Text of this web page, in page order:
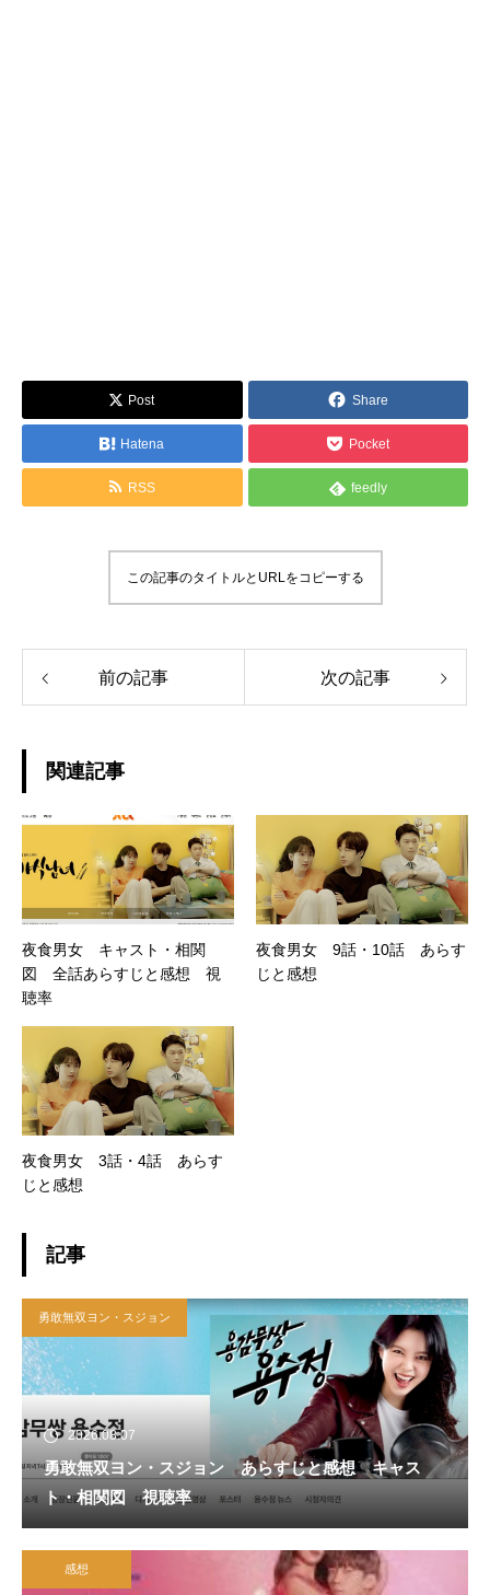
Post Share
Hatena Pocket
RSS feedly
この記事のタイトルとURLをコピーする
前の記事 次の記事
関連記事
夜食男女 キャスト・相関
図 全話あらすじと感想 視
聴率
夜食男女 9話・10話 あらす
じと感想
夜食男女 3話・4話 あらす
じと感想
記事
勇敢無双ヨン・スジョン
2026.08.07
勇敢無双ヨン・スジョン あらすじと感想 キャス
ト・相関図 視聴率
感想